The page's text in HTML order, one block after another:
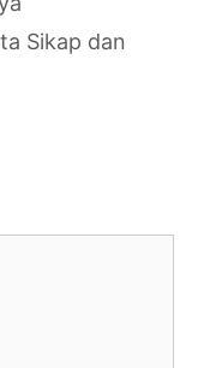
Sikap dan